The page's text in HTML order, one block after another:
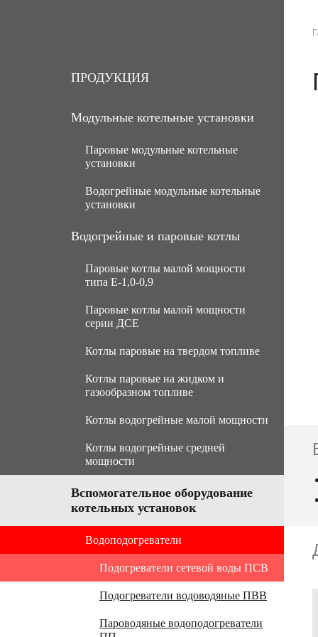
ПРОДУКЦИЯ
Модульные котельные установки
Паровые модульные котельные
установки
МКУ паровые угольные с ручной
подачей топлива
МКУ паровые угольные с
механической подачей топлива
Паровые газомазутные модульные
котельные установки
МКУ паровые мазутные (нефть)
Водогрейные модульные котельные
установки
МКУ водогрейные угольные с
ручной подачей топлива
МКУ водогрейные угольные с
механической подачей топлива
Водогрейные и паровые котлы
Паровые котлы малой мощности
типа Е-1,0-0,9
Паровые котлы малой мощности
серии ДСЕ
Котлы паровые на твердом топливе
Котлы паровые серии ДКВр
(каменный/бурый уголь)
Паровые котлы серии КЕ
Котлы паровые на жидком и
газообразном топливе
Котлы паровые серии ДКВр (газ/
Котлы паровые серии ДЕ (газ/
жидкое топливо)
Котлы водогрейные малой мощности
КВа Гн/ЛЖ - котлы водогрейные
жаротрубные
КВр - котлы водогрейные с
ручной подачей топлива
КВм - котлы водогрейные с
механической подачей топлива
Gefest M - котлы водогрейные с
механической подачей топлива
Котлы водогрейные средней
мощности
Котлы водогрейные серии КВ-ТС
Котлы водогрейные серии КВ-ГМ
Котлы водогрейные серии ПТВМ
Вспомогательное оборудование
котельных установок
Водоподогреватели
Подогреватели сетевой воды ПСВ
Подогреватели водоводяные ПВВ
Пароводяные водоподогреватели